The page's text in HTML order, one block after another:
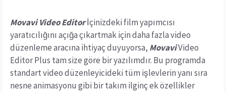
Movavi Video Editorİçinizdeki film yapımcısı
yaratıcılığını açığa çıkartmak için daha fazla video
düzenleme aracına ihtiyaç duyuyorsa, MovaviVideo
Editor Plus tam size göre bir yazılımdır. Bu programda
standart video düzenleyicideki tüm işlevlerin yanı sıra
nesne animasyonu gibi bir takım ilginç ek özellikler